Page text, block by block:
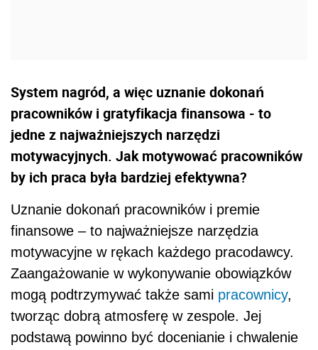
System nagród, a więc uznanie dokonań
pracowników i gratyfikacja finansowa - to
jedne z najważniejszych narzędzi
motywacyjnych. Jak motywować pracowników
by ich praca była bardziej efektywna?
Uznanie dokonań pracowników i premie
finansowe – to najważniejsze narzędzia
motywacyjne w rękach każdego pracodawcy.
Zaangażowanie w wykonywanie obowiązków
mogą podtrzymywać także sami pracownicy,
tworząc dobrą atmosferę w zespole. Jej
podstawą powinno być docenianie i chwalenie